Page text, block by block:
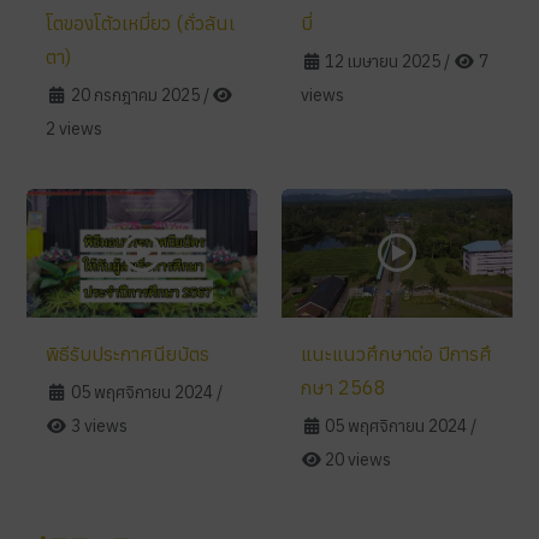
โตของโต้วเหมี่ยว (ถั่วลันเ
ตา)
20 กรกฎาคม 2025/
2 views
บี่
12 เมษายน 2025 /
7
views
พิธีรับประกาศนียบัตร
05 พฤศจิกายน 2024 /
3 views
แนะแนวศึกษาต่อ ปีการศึ
กษา 2568
05 พฤศจิกายน 2024 /
20 views